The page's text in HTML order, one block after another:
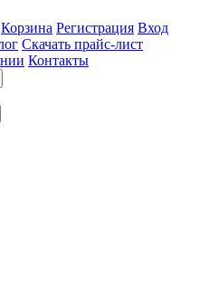
Корзина Регистрация Вход
Скачать прайс-лист
Контакты